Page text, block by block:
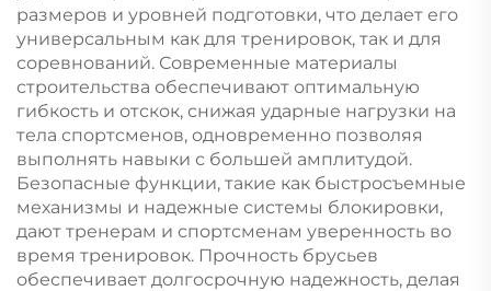
размеров и уровней подготовки, что делает его
универсальным как для тренировок, так и для
соревнований. Современные материалы
строительства обеспечивают оптимальную
гибкость и отскок, снижая ударные нагрузки на
тела спортсменов, одновременно позволяя
выполнять навыки с большей амплитудой.
Безопасные функции, такие как быстросъемные
механизмы и надежные системы блокировки,
дают тренерам и спортсменам уверенность во
время тренировок. Прочность брусьев
обеспечивает долгосрочную надежность, делая